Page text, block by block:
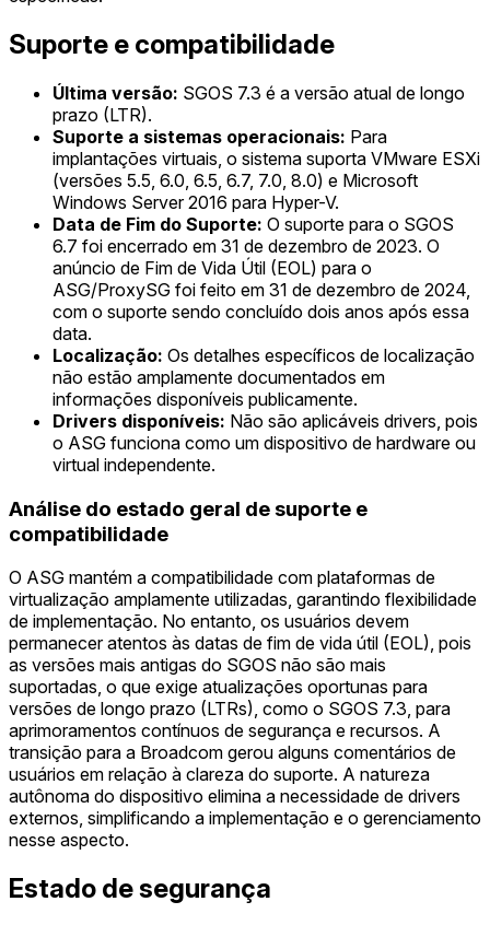
Suporte e compatibilidade
Última versão: SGOS 7.3 é a versão atual de longo
prazo (LTR).
Suporte a sistemas operacionais: Para
implantações virtuais, o sistema suporta VMware ESXi
(versões 5.5, 6.0, 6.5, 6.7, 7.0, 8.0) e Microsoft
Windows Server 2016 para Hyper-V.
Data de Fim do Suporte: O suporte para o SGOS
6.7 foi encerrado em 31 de dezembro de 2023. O
anúncio de Fim de Vida Útil (EOL) para o
ASG/ProxySG foi feito em 31 de dezembro de 2024,
com o suporte sendo concluído dois anos após essa
data.
Localização: Os detalhes específicos de localização
não estão amplamente documentados em
informações disponíveis publicamente.
Drivers disponíveis: Não são aplicáveis drivers, pois
o ASG funciona como um dispositivo de hardware ou
virtual independente.
Análise do estado geral de suporte e
compatibilidade
O ASG mantém a compatibilidade com plataformas de
virtualização amplamente utilizadas, garantindo flexibilidade
de implementação. No entanto, os usuários devem
permanecer atentos às datas de fim de vida útil (EOL), pois
as versões mais antigas do SGOS não são mais
suportadas, o que exige atualizações oportunas para
versões de longo prazo (LTRs), como o SGOS 7.3, para
aprimoramentos contínuos de segurança e recursos. A
transição para a Broadcom gerou alguns comentários de
usuários em relação à clareza do suporte. A natureza
autônoma do dispositivo elimina a necessidade de drivers
externos, simplificando a implementação e o gerenciamento
nesse aspecto.
Estado de segurança